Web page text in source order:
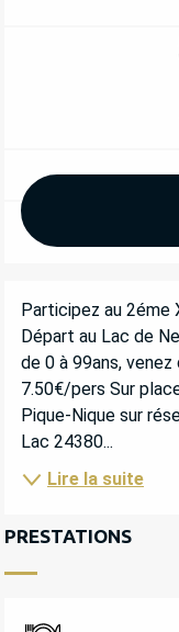
Participez au 2éme
Départ au Lac de
de 0 à 99ans,
7.50€/pers Sur
Pique-Nique sur
Lac 24380...
Lire la suite
PRESTATIONS